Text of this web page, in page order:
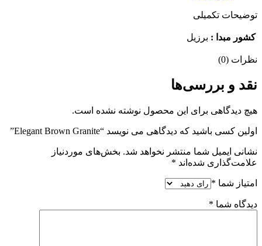
توضیحات تکمیلی
کشور مبدا : برزیل
نظرات (0)
نقد و بررسی‌ها
هیچ دیدگاهی برای این محصول نوشته نشده است.
اولین کسی باشید که دیدگاهی می نویسد “Elegant Brown Granite”
نشانی ایمیل شما منتشر نخواهد شد. بخش‌های موردنیاز
علامت‌گذاری شده‌اند *
امتیاز شما *
دیدگاه شما *